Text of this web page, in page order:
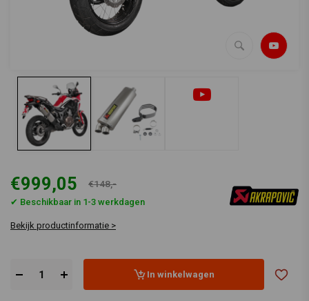
€999,05 €148,-
✔ Beschikbaar in 1-3 werkdagen
Bekijk productinformatie >
In winkelwagen